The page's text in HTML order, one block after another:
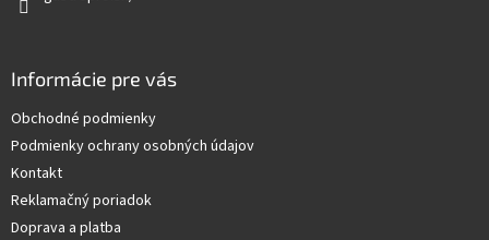
Informácie pre vás
Obchodné podmienky
Podmienky ochrany osobných údajov
Kontakt
Reklamačný poriadok
Doprava a platba